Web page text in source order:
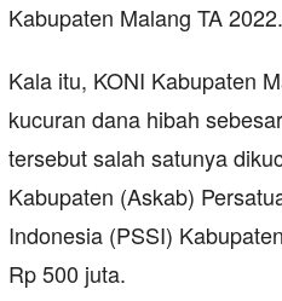
Kabupaten Malang TA 2022.
Kala itu, KONI Kabupaten
kucuran dana hibah
tersebut salah satunya
Kabupaten (Askab)
Indonesia (PSSI)
Rp 500 juta.